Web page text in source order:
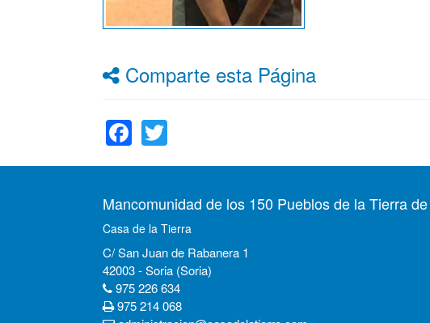
Comparte esta Página
Facebook
Mancomunidad de los 150 Pueblos de la Tierra
Casa de la Tierra
C/ San Juan de Rabanera 1
42003 - Soria (Soria)
975 226 634
975 214 068